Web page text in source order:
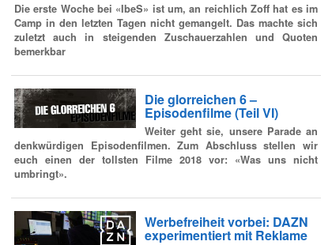
Die erste Woche bei «IbeS» ist um, an reichlich Zoff hat es im
Camp in den letzten Tagen nicht gemangelt. Das machte sich
zuletzt auch in steigenden Zuschauerzahlen und Quoten
bemerkbar
Die glorreichen 6 –
Episodenfilme (Teil VI)
Weiter geht sie, unsere Parade an
denkwürdigen Episodenfilmen. Zum Abschluss stellen wir
euch einen der tollsten Filme 2018 vor: «Was uns nicht
umbringt».
Werbefreiheit vorbei: DAZN
experimentiert mit Reklame